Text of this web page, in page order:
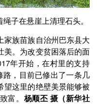
在悬崖上清理石头。
族苗族自治州巴东县大
美。为改变贫困落后的面
年开始，在村里的支持
路，目前已修出了一条几
望这里的绝壁美景能够被
富。 杨顺丕 摄（新华社